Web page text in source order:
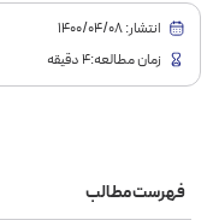
انتشار:1400/04/08
زمان مطالعه:4 دقیقه
فهرست مطالب